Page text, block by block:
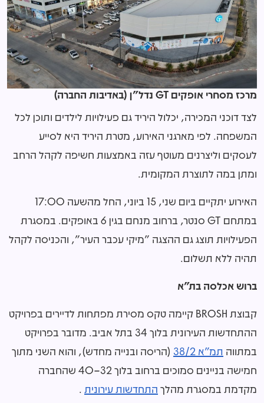
מרכז מסחרי אופקים GT נדל"ן (באדיבות החברה)
לצד דוכני המכירה, יכלול היריד גם פעילויות לילדים ותוכן לכל
המשפחה. לפי מארגני האירוע, מטרת היריד היא לסייע
לעסקים וליצרנים מעוטף עזה באמצעות חשיפה לקהל הרחב
ומתן במה לתוצרת המקומית.
האירוע יתקיים ביום שני, 15 ביוני, החל מהשעה 17:00
במתחם GT סנטר, ברחוב מנחם בגין 6 באופקים. במסגרת
הפעילויות תוצג גם ההצגה "מיקי עכבר העיר", והכניסה לקהל
תהיה ללא תשלום.
ברוש אכלסה בת"א
קבוצת BROSH קיימה טקס מסירת מפתחות לדיירים בפרויקט
ההתחדשות העירונית בלוך 34 בתל אביב. מדובר בפרויקט
במתווה תמ"א 38/2
(הריסה ובנייה מחדש), והוא השני מתוך
חמישה בניינים סמוכים ברחוב בלוך 32–40 שהחברה
מקדמת במסגרת מהלך התחדשות עירונית .